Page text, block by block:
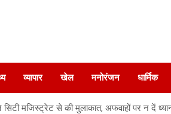
व्यापार खेल मनोरंजन धार्मिक
ने सिटी मजिस्ट्रेट से की मुलाकात, अफवाहों पर न दें